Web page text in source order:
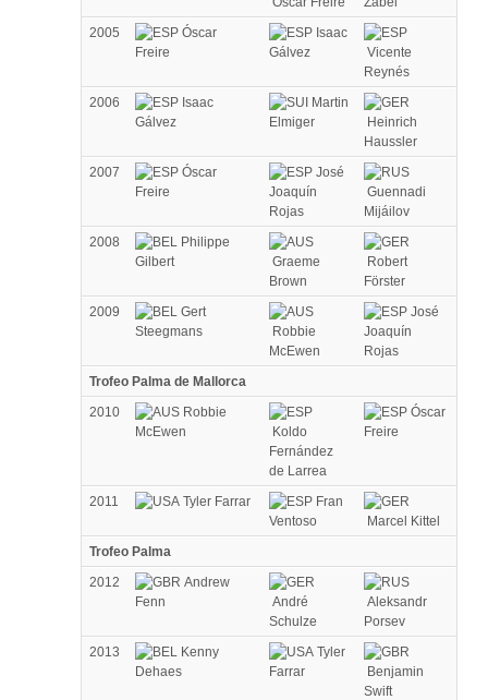
2005
Óscar
Freire
Isaac
Gálvez
Vicente
Reynés
2006
Isaac
Gálvez
Martin
Elmiger
Heinrich
Haussler
2007
Óscar
Freire
José
Joaquín
Rojas
Guennadi
Mijáilov
2008
Philippe
Gilbert
Graeme
Brown
Robert
Förster
2009
Gert
Steegmans
Robbie
McEwen
José
Joaquín
Rojas
Trofeo Palma de Mallorca
2010
Robbie
McEwen
Koldo
Fernández
de Larrea
Óscar
Freire
2011 Tyler Farrar
Fran
Ventoso
Marcel Kittel
Trofeo Palma
2012
Andrew
Fenn
André
Schulze
Aleksandr
Porsev
2013
Kenny
Dehaes
Tyler
Farrar
Benjamin
Swift